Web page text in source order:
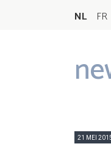
NL FR
Main
21 MEI